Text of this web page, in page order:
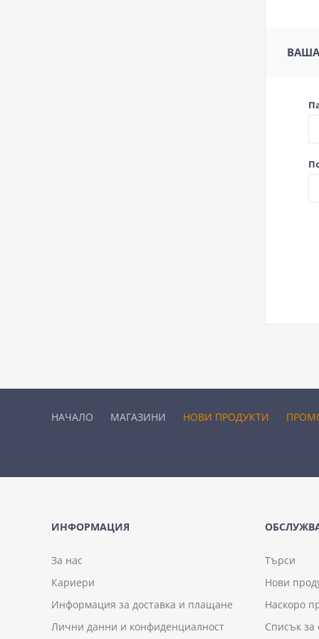
НАЧАЛО МАГАЗИНИ НОВИ ПРОДУКТИ
ИНФОРМАЦИЯ
За нас
Кариери
Информация за доставка и плащане
Лични данни и конфиденциалност
Търси
Нови
Наскоро
Списък за